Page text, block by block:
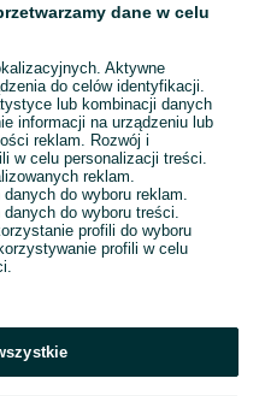
dane w celu
Aktywne
do celów identyfikacji.
lub kombinacji danych
informacji na urządzeniu lub
reklam. Rozwój i
w celu personalizacji treści.
reklam.
do wyboru reklam.
do wyboru treści.
profili do wyboru
profili w celu